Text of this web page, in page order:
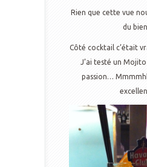
Rien que cette vue
du bien.
Côté cocktail c’était
J’ai testé un
passion…